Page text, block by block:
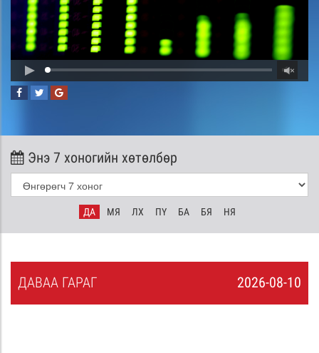
Энэ 7 хоногийн хөтөлбөр
ДА МЯ ЛХ ПҮ БА БЯ НЯ
2026-08-10
ДАВАА ГАРАГ